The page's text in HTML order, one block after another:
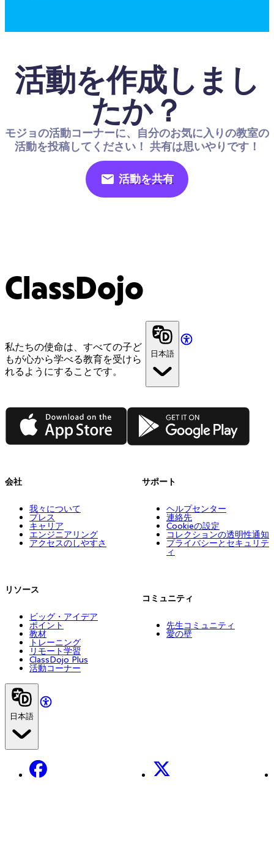
活動を作成しまし
たか？
モジョの活動コーナーに、自分のお気に入りの教室の
活動を投稿してください！ 共有は思いやりです！
活動を共有
ClassDojo
私たちの使命は、すべての子ど
もが心から学べる教育を受けら
れるようにすることです。
日本語
App Store Google Play
会社
我々について
プレス
キャリア
エンジニアリング
アクセスのしやすさ
リソース
ビッグ・アイデア
ポイント
教材
トレーニング
リモート学習
ClassDojo Plus
活動コーナー
サポート
ヘルプセンター
連絡先
Cookieの設定
コレクションの透明性通知
プライバシーとセキュリテ
ィ
コミュニティ
先生コミュニティ
愛の壁
日本語
Facebook X